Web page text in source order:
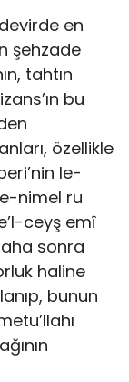
en
şehzade
tahtın
bu
özellikle
le-
nimel ru
ceyş emî
sonra
haline
bunun